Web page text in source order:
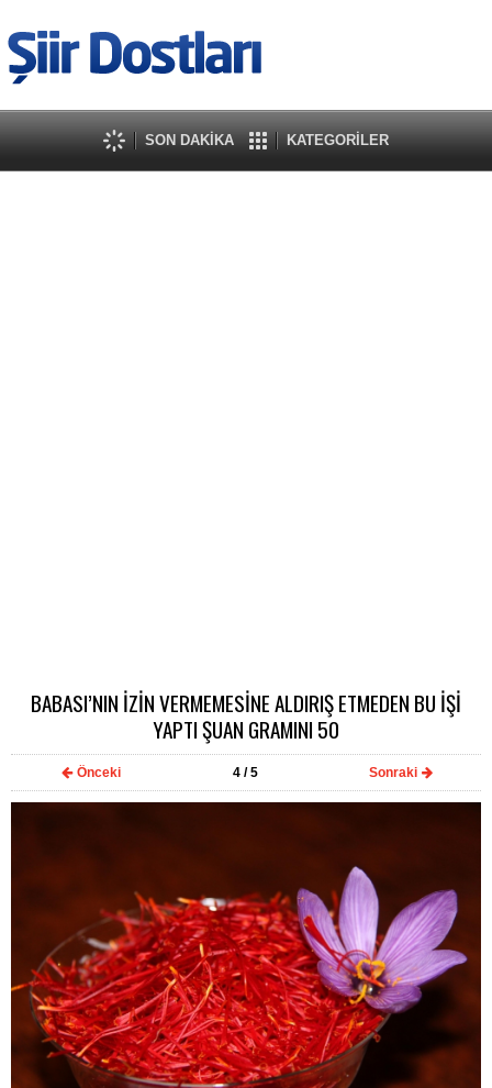
SON DAKİKA KATEGORİLER
BABASI’NIN İZİN VERMEMESİNE ALDIRIŞ ETMEDEN BU İŞİ
YAPTI ŞUAN GRAMINI 50
Önceki 4 / 5 Sonraki